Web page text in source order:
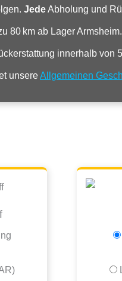
JedeAbholung und
80 km ab Lager
innerhalb von
unsereAllgemeinen